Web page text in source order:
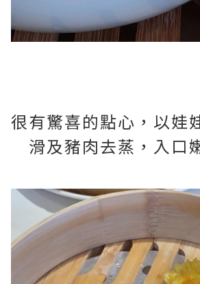
很有驚喜的點心，以娃
滑及豬肉去蒸，入口